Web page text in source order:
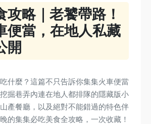
攻略｜老饕帶路！
便當，在地人私藏
開
什麼？這篇不只告訴你集集火車便當
掘巷弄內連在地人都排隊的隱藏版小
產餐廳，以及絕對不能錯過的特色伴
的集集必吃美食全攻略，一次收藏！